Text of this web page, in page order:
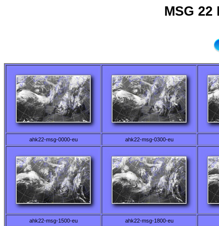
MSG 22
ahk22-msg-0000-eu ahk22-msg-0300-eu
ahk22-msg-1500-eu ahk22-msg-1800-eu